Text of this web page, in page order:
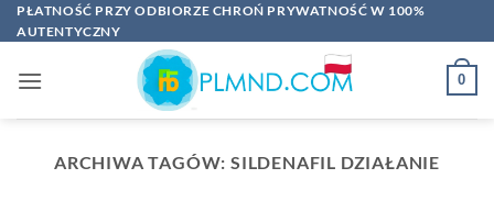
Przewiń
do
PŁATNOŚĆ PRZY ODBIORZE CHROŃ PRYWATNOŚĆ W 100%
AUTENTYCZNY
0
ARCHIWA TAGÓW: SILDENAFIL DZIAŁANIE